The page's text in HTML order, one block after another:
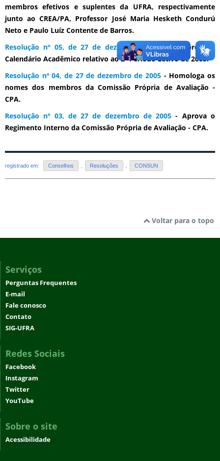
membros efetivos e suplentes da UFRA, respectivamente
junto ao CREA/PA, Professor José Maria Hesketh Condurú
Neto e Paulo Luíz Contente de Barros.
Resolução nº 05, de 27 de dezembro de 2005- Aprova o
Calendário Acadêmico relativo ao 2º Período Letivo de 2005.
Resolução nº 04, de 27 de dezembro de 2005 - Homologa os
nomes dos membros da Comissão Própria de Avaliação -
CPA.
Resolução nº 03, de 27 de dezembro de 2005 - Aprova o
Regimento Interno da Comissão Própria de Avaliação - CPA.
registrado em: Conselhos Resoluções CONSUN
Voltar para o topo
Serviços
Perguntas Frequentes
E-mail
Fale conosco
Contato
SIG-UFRA
Redes Sociais
Facebook
Instagram
Twitter
YouTube
Sobre o site
Acessibilidade